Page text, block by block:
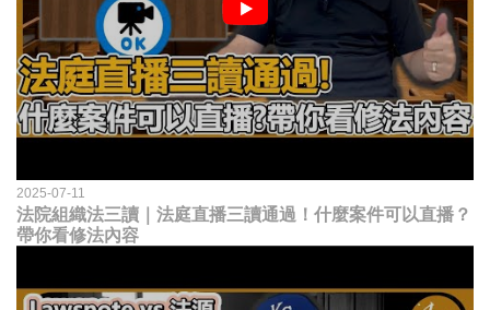
2025-07-11
法院組織法三讀｜法庭直播三讀通過！什麼案件可以直播？
帶你看修法內容